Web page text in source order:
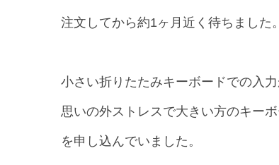
注文してから約1ヶ月近く待ちました。
小さい折りたたみキーボードでの入
思いの外ストレスで大きい方のキー
を申し込んでいました。